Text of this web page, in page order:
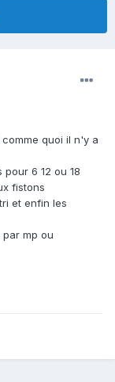
quoi il n'y a
6 12 ou 18
fistons
et enfin les
mp ou